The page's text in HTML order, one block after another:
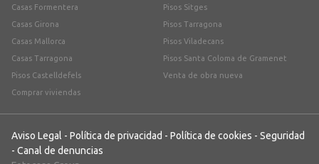
Casas Formentera
Casas Girona
Casas Mallorca
Casas Tarragona
Pisos Castelldefels
Comprar viviendas
Pisos Sitges
Pisos Tarragona
Pisos Viladecans
Pisos Santa Coloma de Gramenet
Venta de obra nueva
Aviso Legal - Política de privacidad - Política de cookies - Seguridad
- Canal de denuncias